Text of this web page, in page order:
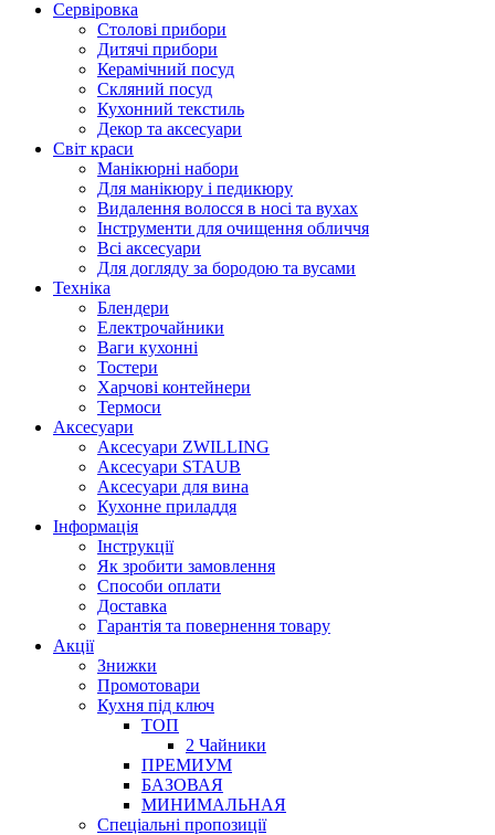
Сервіровка
Столові прибори
Дитячі прибори
Керамічний посуд
Скляний посуд
Кухонний текстиль
Декор та аксесуари
Світ краси
Манікюрні набори
Для манікюру і педикюру
Видалення волосся в носі та вухах
Інструменти для очищення обличчя
Всі аксесуари
Для догляду за бородою та вусами
Техніка
Блендери
Електрочайники
Ваги кухонні
Тостери
Харчові контейнери
Термоси
Аксесуари
Аксесуари ZWILLING
Аксесуари STAUB
Аксесуари для вина
Кухонне приладдя
Інформація
Інструкції
Як зробити замовлення
Способи оплати
Доставка
Гарантія та повернення товару
Акції
Знижки
Промотовари
Кухня під ключ
ТОП
2 Чайники
ПРЕМИУМ
БАЗОВАЯ
МИНИМАЛЬНАЯ
Спеціальні пропозиції